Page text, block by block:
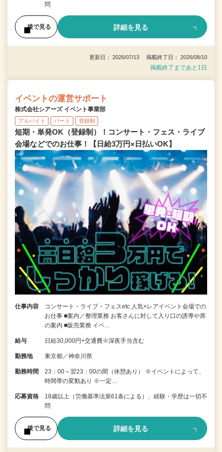
問
後で見る 詳細を見る
更新日： 2026/07/13 掲載終了日： 2026/08/10
掲載終了まであと1日
イベントの運営サポート
株式会社シアーズ イベント事業部
アルバイト パート 登録制
短期・単発OK（登録制）！コンサート・フェス・ライブ
会場などでのお仕事！【日給3万円×日払いOK】
仕事内容
コンサート・ライブ・フェスetc 人気×レアイベント会場での
お仕事 ■案内／整理業務 お客さんに対して入り口の誘導や席
の案内 ■販売業務 イベ…
給与 日給30,000円+交通費※深夜手当含む
勤務地 東京都／神奈川県
勤務時間
23：00～翌23：00の間（休憩あり） ※イベントによって、
時間帯の変動あり ※一定…
応募資格
18歳以上（労働基準法第61条による）、経験・学歴は一切不
問
後で見る 詳細を見る